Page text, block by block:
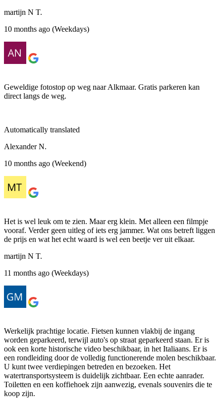
martijn N T.
10 months ago (Weekdays)
Geweldige fotostop op weg naar Alkmaar. Gratis parkeren kan
direct langs de weg.
Automatically translated
Alexander N.
10 months ago (Weekend)
Het is wel leuk om te zien. Maar erg klein. Met alleen een filmpje
vooraf. Verder geen uitleg of iets erg jammer. Wat ons betreft liggen
de prijs en wat het echt waard is wel een beetje ver uit elkaar.
martijn N T.
11 months ago (Weekdays)
Werkelijk prachtige locatie. Fietsen kunnen vlakbij de ingang
worden geparkeerd, terwijl auto's op straat geparkeerd staan. Er is
ook een korte historische video beschikbaar, in het Italiaans. Er is
een rondleiding door de volledig functionerende molen beschikbaar.
U kunt twee verdiepingen betreden en bezoeken. Het
watertransportsysteem is duidelijk zichtbaar. Een echte aanrader.
Toiletten en een koffiehoek zijn aanwezig, evenals souvenirs die te
koop zijn.